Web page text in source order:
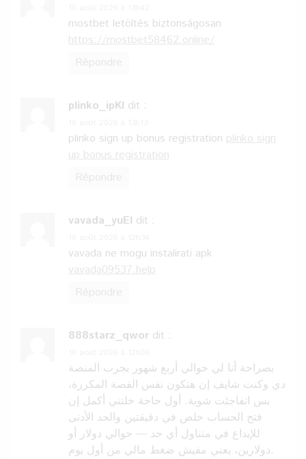
mostbet letöltés biztonságosan
https://mostbet58462.online/
plinko_ipKl dit :
plinko sign up bonus registration plinko sign
up bonus registration
vavada_yuEl dit :
vavada ne mogu instalirati apk
vavada09537.help
888starz_qwor dit :
بصراحة أنا لي حوالي أربع شهور بجرب المنصة
دي وكنت شايف إن هتكون نفس القصة المكررة،
بس اتفاجئت شوية. أول حاجة خلتني أكمل إن
فتح الحساب خلص في دقيقتين والحد الأدنى
للإيداع في متناول أي حد — حوالي دولار أو
دولارين، يعني مفيش ضغط مالي من أول يوم.